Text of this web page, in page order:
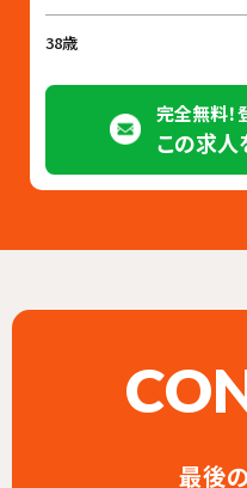
38歳
完全無料！
この求人
最後